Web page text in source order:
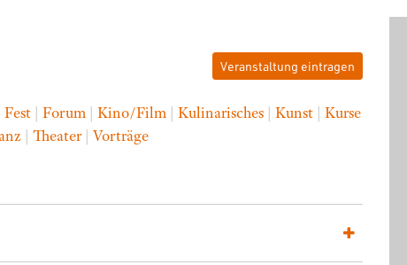
Veranstaltung eintragen
Fest | Forum | Kino/Film | Kulinarisches | Kunst | Kurse
| Theater| Vorträge